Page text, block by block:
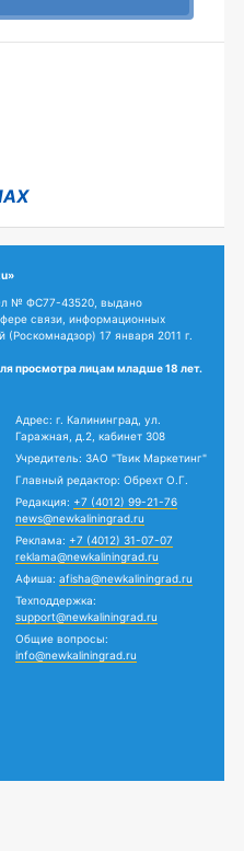
№ ФС77-43520, выдано
связи, информационных
17 января 2011 г.
просмотра лицам младше 18 лет.
Адрес: г. Калининград, ул.
Гаражная, д.2, кабинет 308
Учредитель: ЗАО "Твик Маркетинг"
Главный редактор: Обрехт О.Г.
Редакция: +7 (4012) 99-21-76
news@newkaliningrad.ru
Реклама: +7 (4012) 31-07-07
reklama@newkaliningrad.ru
Афиша: afisha@newkaliningrad.ru
Техподдержка:
support@newkaliningrad.ru
Общие вопросы:
info@newkaliningrad.ru